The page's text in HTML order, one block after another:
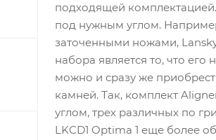
подходящей
под нужным углом.
заточенными ножами,
набора является то, что
можно и сразу же
камней. Так, комплект
углом, трех различных по
LKCD1 Optima 1 еще более